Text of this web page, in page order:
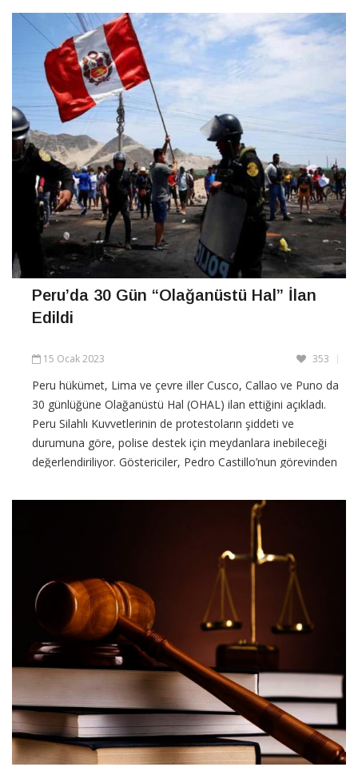
kapsayan ve 3 ay
CONTINUE READING
Peru’da 30 Gün “Olağanüstü Hal” İlan
Edildi
15 Ocak 2023 353
Peru hükümet, Lima ve çevre iller Cusco, Callao ve Puno da
30 günlüğüne Olağanüstü Hal (OHAL) ilan ettiğini açıkladı.
Peru Silahlı Kuvvetlerinin de protestoların şiddeti ve
durumuna göre, polise destek için meydanlara inebileceği
değerlendiriliyor. Göstericiler, Pedro Castillo’nun görevinden